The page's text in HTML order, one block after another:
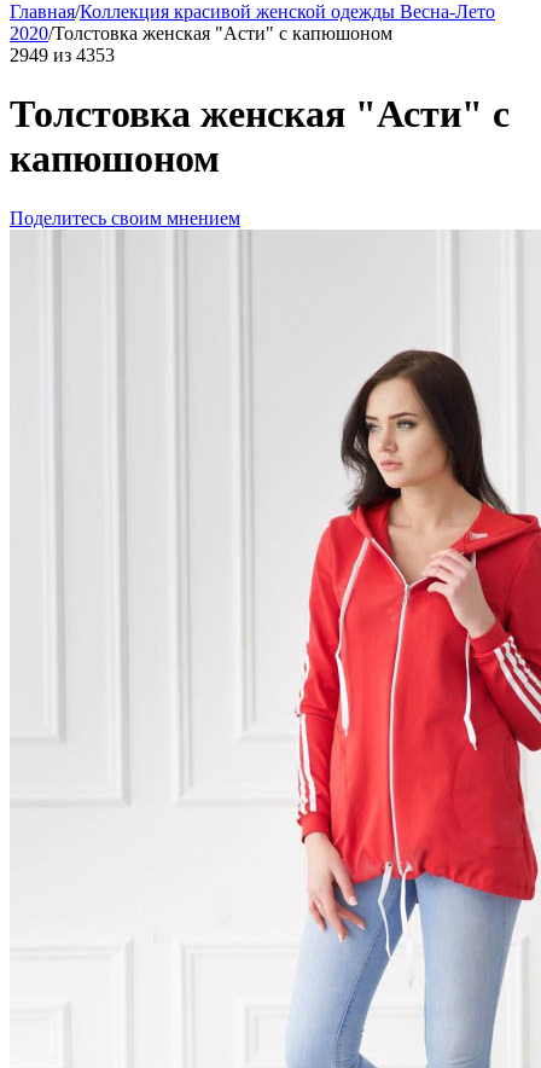
Главная/Коллекция красивой женской одежды Весна-Лето
2020/Толстовка женская "Асти" с капюшоном
2949 из 4353
Толстовка женская "Асти" с
капюшоном
Поделитесь своим мнением